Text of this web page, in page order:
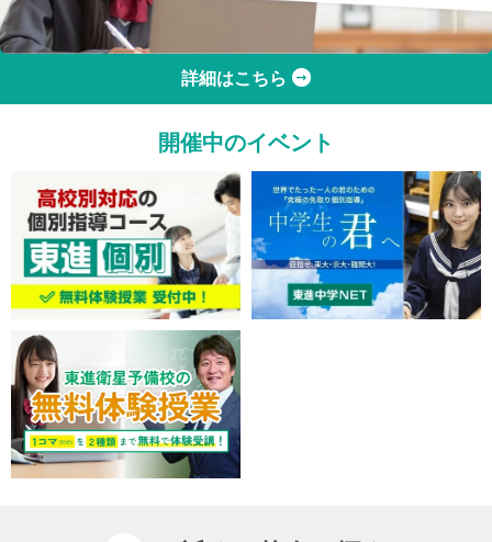
詳細はこちら
開催中のイベント